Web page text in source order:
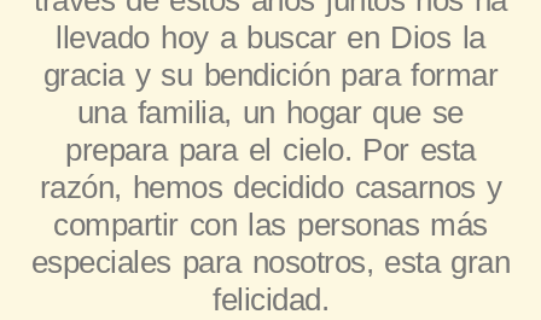
llevado hoy a buscar en Dios la
gracia y su bendición para formar
una familia, un hogar que se
prepara para el cielo. Por esta
razón, hemos decidido casarnos y
compartir con las personas más
especiales para nosotros, esta gran
felicidad.